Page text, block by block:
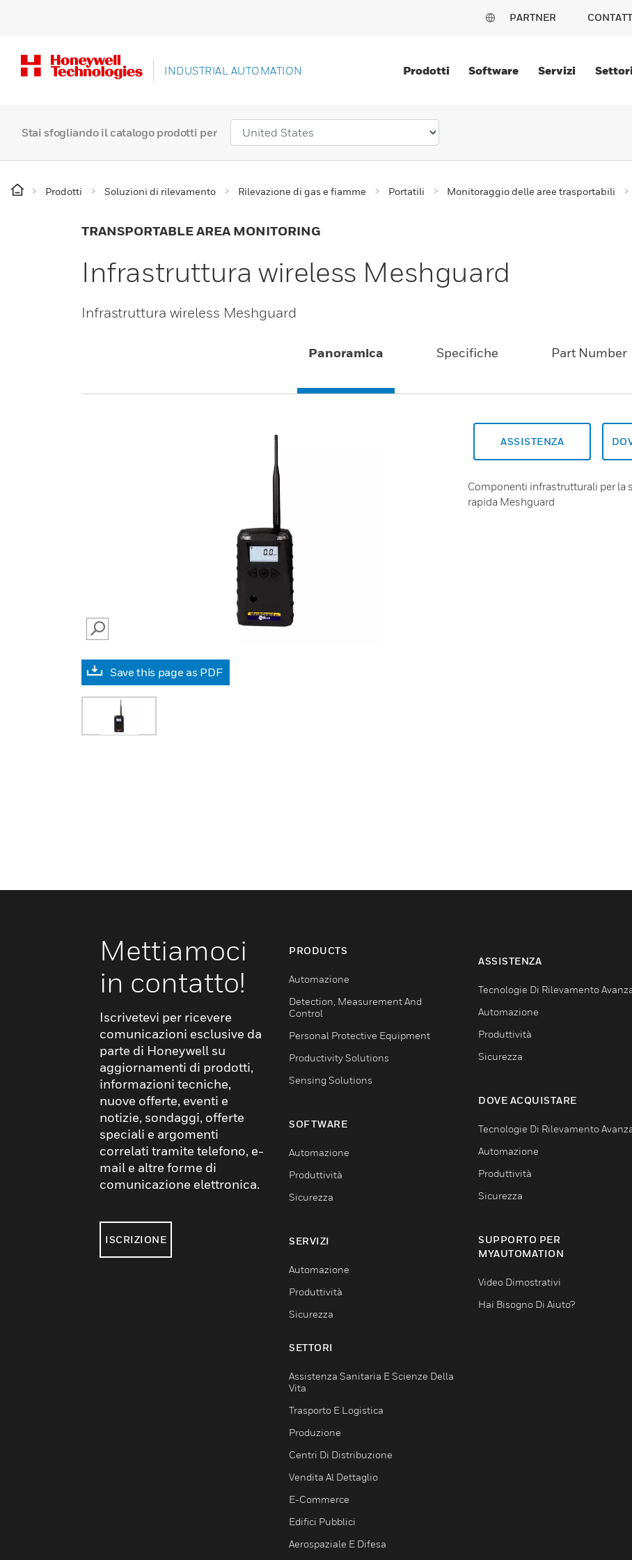
PARTNER
INDUSTRIAL AUTOMATION Prodotti Software Servizi
Stai sfogliando il catalogo prodotti per
Prodotti Soluzioni di rilevamento Rilevazione di gas e fiamme Portatili Monitoraggio delle aree trasportabili
TRANSPORTABLE AREA MONITORING
Infrastruttura wireless Meshguard
Infrastruttura wireless Meshguard
Panoramica Specifiche Part Number
SEARCH
Save this page as PDF
ASSISTENZA
Componenti infrastrutturali per la
rapida Meshguard
Mettiamoci
in contatto!
Iscrivetevi per ricevere
comunicazioni esclusive da
parte di Honeywell su
aggiornamenti di prodotti,
informazioni tecniche,
nuove offerte, eventi e
notizie, sondaggi, offerte
speciali e argomenti
correlati tramite telefono, e-
mail e altre forme di
comunicazione elettronica.
ISCRIZIONE
PRODUCTS
Automazione
Detection, Measurement And
Control
Personal Protective Equipment
Productivity Solutions
Sensing Solutions
SOFTWARE
Automazione
Produttività
Sicurezza
SERVIZI
Automazione
Produttività
Sicurezza
SETTORI
Assistenza Sanitaria E Scienze Della
Vita
Trasporto E Logistica
Produzione
Centri Di Distribuzione
Vendita Al Dettaglio
E-Commerce
Edifici Pubblici
Aerospaziale E Difesa
ASSISTENZA
Tecnologie Di Rilevamento
Automazione
Produttività
Sicurezza
DOVE ACQUISTARE
Tecnologie Di Rilevamento
Automazione
Produttività
Sicurezza
SUPPORTO PER
MYAUTOMATION
Video Dimostrativi
Hai Bisogno Di Aiuto?